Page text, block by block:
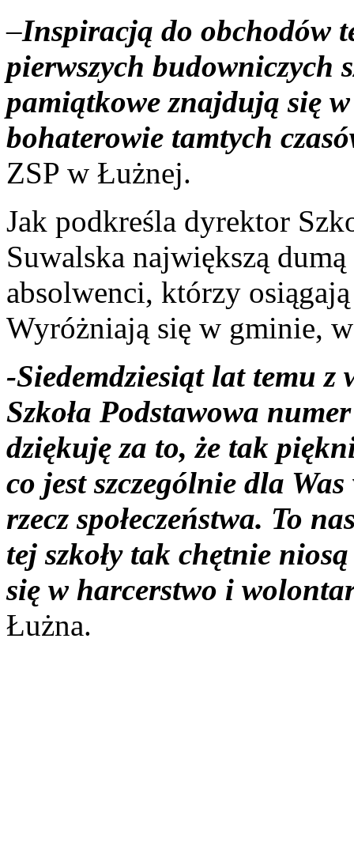
–Inspiracją do obchodów
pierwszych budowniczych
pamiątkowe znajdują się
bohaterowie tamtych
ZSP w Łużnej.
Jak podkreśla dyrektor
Suwalska największą
absolwenci, którzy
Wyróżniają się w gminie,
-Siedemdziesiąt lat temu z
Szkoła Podstawowa
dziękuję za to, że tak
co jest szczególnie dla
rzecz społeczeństwa. To
tej szkoły tak chętnie
się w harcerstwo i
Łużna.